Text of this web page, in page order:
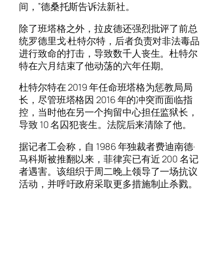
间，”德桑托斯告诉法新社。
除了班塔格之外，拉皮德还强烈批评了前总
统罗德里戈·杜特尔特，后者负责对非法毒品
进行致命的打击，导致数千人丧生。杜特尔
特在六月结束了他动荡的六年任期。
杜特尔特在 2019 年任命班塔格为惩教局局
长，尽管班塔格因 2016 年的冲突而面临指
控，当时他在另一个拘留中心担任监狱长，
导致 10 名囚犯丧生。法院后来清除了他。
据记者工会称，自 1986 年独裁者费迪南德·
马科斯被推翻以来，菲律宾已有近 200 名记
者遇害。该组织于周二晚上领导了一场抗议
活动，并呼吁政府采取更多措施制止杀戮。